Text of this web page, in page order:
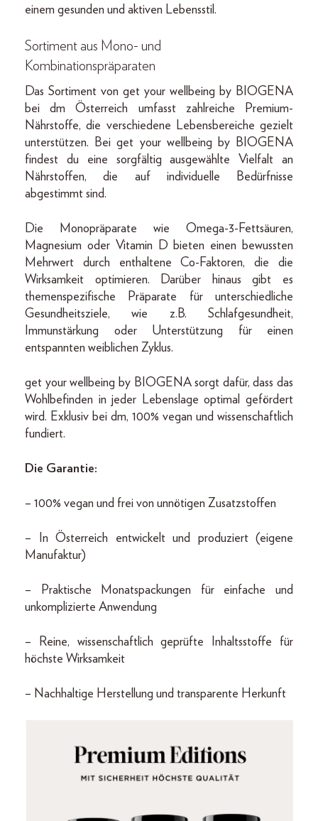
einem gesunden und aktiven Lebensstil.
Sortiment aus Mono- und
Kombinationspräparaten
Das Sortiment von get your wellbeing by BIOGENA
bei dm Österreich umfasst zahlreiche Premium-
Nährstoffe, die verschiedene Lebensbereiche gezielt
unterstützen. Bei get your wellbeing by BIOGENA
findest du eine sorgfältig ausgewählte Vielfalt an
Nährstoffen, die auf individuelle Bedürfnisse
abgestimmt sind.
Die Monopräparate wie Omega-3-Fettsäuren,
Magnesium oder Vitamin D bieten einen bewussten
Mehrwert durch enthaltene Co-Faktoren, die die
Wirksamkeit optimieren. Darüber hinaus gibt es
themenspezifische Präparate für unterschiedliche
Gesundheitsziele, wie z.B. Schlafgesundheit,
Immunstärkung oder Unterstützung für einen
entspannten weiblichen Zyklus.
get your wellbeing by BIOGENA sorgt dafür, dass das
Wohlbefinden in jeder Lebenslage optimal gefördert
wird. Exklusiv bei dm, 100% vegan und wissenschaftlich
fundiert.
Die Garantie:
– 100% vegan und frei von unnötigen Zusatzstoffen
– In Österreich entwickelt und produziert (eigene
Manufaktur)
– Praktische Monatspackungen für einfache und
unkomplizierte Anwendung
– Reine, wissenschaftlich geprüfte Inhaltsstoffe für
höchste Wirksamkeit
– Nachhaltige Herstellung und transparente Herkunft